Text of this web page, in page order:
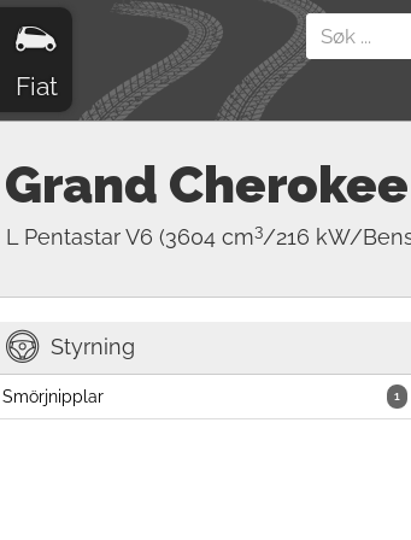
Fiat
Grand
L Pentastar V6 (3604 cm3/216 kW/
Styrning
1
Smörjnipplar